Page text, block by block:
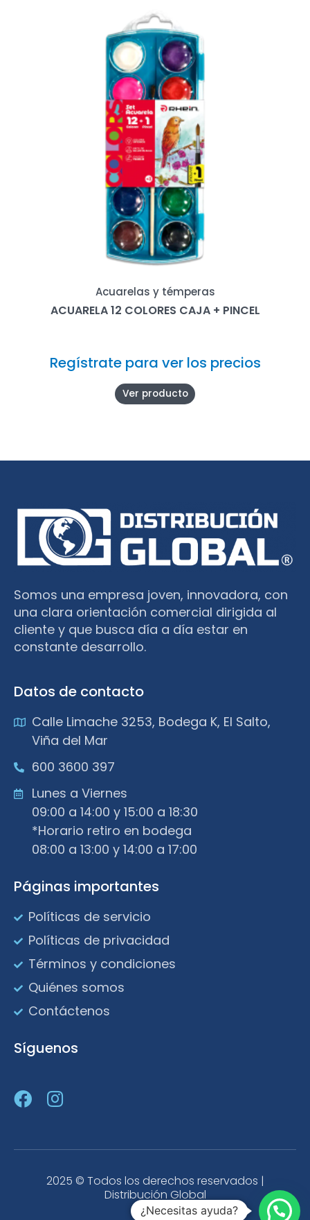
Acuarelas y témperas
ACUARELA 12 COLORES CAJA + PINCEL
Regístrate para ver los precios
Ver producto
Somos una empresa joven, innovadora, con
una clara orientación comercial dirigida al
cliente y que busca día a día estar en
constante desarrollo.
Datos de contacto
Calle Limache 3253, Bodega K, El Salto,
Viña del Mar
600 3600 397
Lunes a Viernes
09:00 a 14:00 y 15:00 a 18:30
*Horario retiro en bodega
08:00 a 13:00 y 14:00 a 17:00
Páginas importantes
Políticas de servicio
Políticas de privacidad
Términos y condiciones
Quiénes somos
Contáctenos
Síguenos
2025 © Todos los derechos reservados |
Distribución Global
¿Necesitas ayuda?